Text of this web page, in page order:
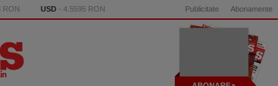
RON USD - 4.5595 RON Publicitate Abonamente